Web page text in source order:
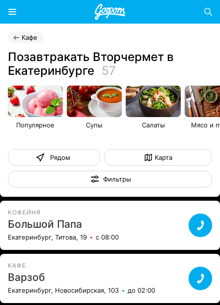
Кафе
Позавтракать Вторчермет в
Екатеринбурге
57
Популярное Супы Салаты Мясо и
Рядом Карта
Фильтры
КОФЕЙНЯ
Большой Папа
Екатеринбург, Титова, 19 с 08:00
КАФЕ
Варзоб
Екатеринбург, Новосибирская, 103 до 02:00